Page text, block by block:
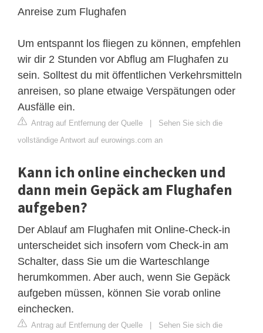
Anreise zum Flughafen
Um entspannt los fliegen zu können, empfehlen
wir dir 2 Stunden vor Abflug am Flughafen zu
sein. Solltest du mit öffentlichen Verkehrsmitteln
anreisen, so plane etwaige Verspätungen oder
Ausfälle ein.
Antrag auf Entfernung der Quelle | Sehen Sie sich die
vollständige Antwort auf eurowings.com an
Kann ich online einchecken und
dann mein Gepäck am Flughafen
aufgeben?
Der Ablauf am Flughafen mit Online-Check-in
unterscheidet sich insofern vom Check-in am
Schalter, dass Sie um die Warteschlange
herumkommen. Aber auch, wenn Sie Gepäck
aufgeben müssen, können Sie vorab online
einchecken.
Antrag auf Entfernung der Quelle | Sehen Sie sich die